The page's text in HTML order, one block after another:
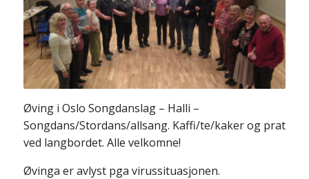
Øving i Oslo Songdanslag – Halli –
Songdans/Stordans/allsang. Kaffi/te/kaker og prat
ved langbordet. Alle velkomne!
Øvinga er avlyst pga virussituasjonen.